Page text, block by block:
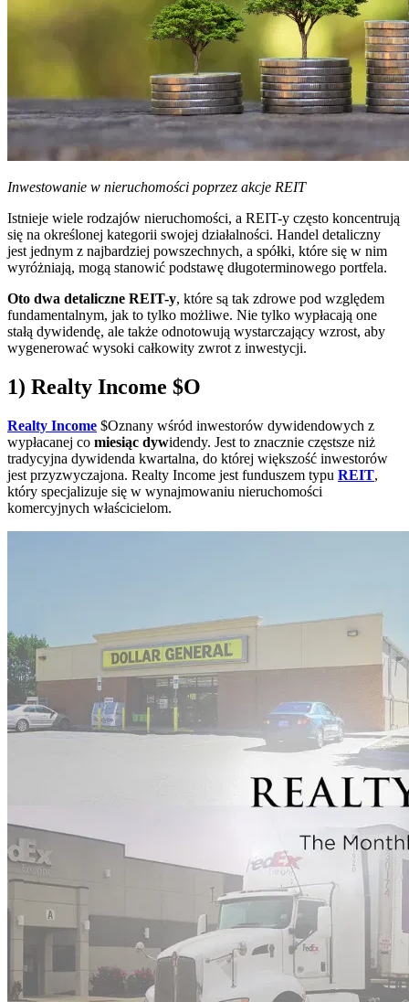
Inwestowanie w nieruchomości poprzez akcje REIT
Istnieje wiele rodzajów nieruchomości, a REIT-y często koncentrują
się na określonej kategorii swojej działalności. Handel detaliczny
jest jednym z najbardziej powszechnych, a spółki, które się w nim
wyróżniają, mogą stanowić podstawę długoterminowego portfela.
Oto dwa detaliczne REIT-y, które są tak zdrowe pod względem
fundamentalnym, jak to tylko możliwe. Nie tylko wypłacają one
stałą dywidendę, ale także odnotowują wystarczający wzrost, aby
wygenerować wysoki całkowity zwrot z inwestycji.
1) Realty Income $O
Realty Income $Oznany wśród inwestorów dywidendowych z
wypłacanej co miesiąc dywidendy. Jest to znacznie częstsze niż
tradycyjna dywidenda kwartalna, do której większość inwestorów
jest przyzwyczajona. Realty Income jest funduszem typu REIT,
który specjalizuje się w wynajmowaniu nieruchomości
komercyjnych właścicielom.